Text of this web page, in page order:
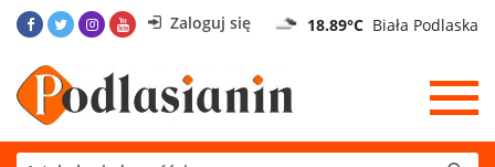
Zaloguj się 18.89°C Biała Podlaska